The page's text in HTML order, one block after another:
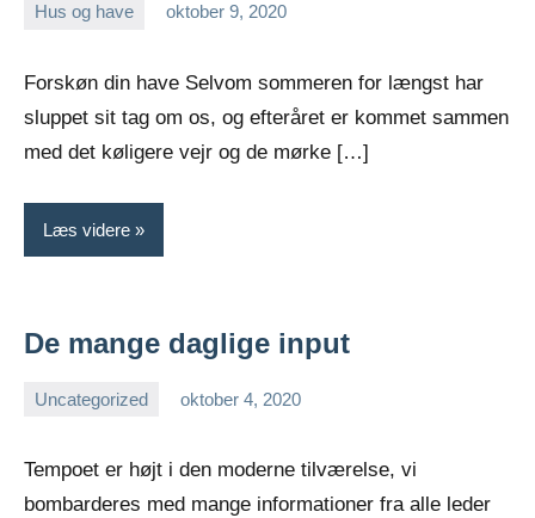
Hus og have oktober 9, 2020
Forskøn din have Selvom sommeren for længst har
sluppet sit tag om os, og efteråret er kommet sammen
med det køligere vejr og de mørke […]
Læs videre
De mange daglige input
Uncategorized oktober 4, 2020
Tempoet er højt i den moderne tilværelse, vi
bombarderes med mange informationer fra alle leder